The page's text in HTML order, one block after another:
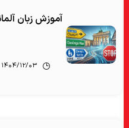
آموزش زبان
۱۴۰۴/۱۲/۰۳